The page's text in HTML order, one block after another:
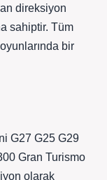
direksiyon
sahiptir. Tüm
bir
G27 G25 G29
Gran Turismo
olarak